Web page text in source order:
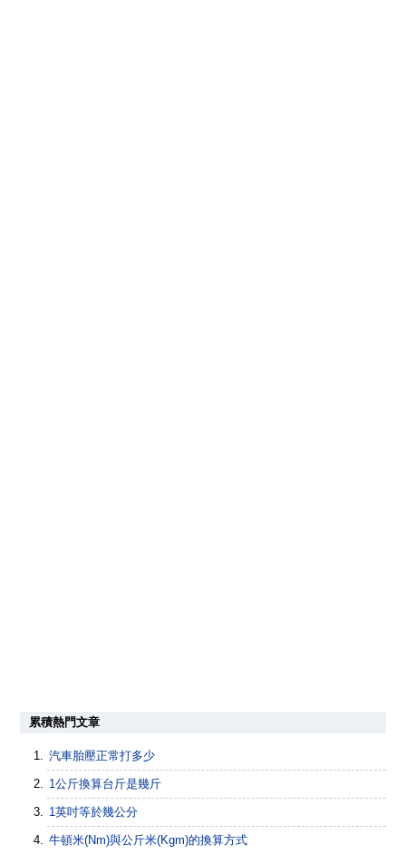
累積熱門文章
汽車胎壓正常打多少
1公斤換算台斤是幾斤
1英吋等於幾公分
牛頓米(Nm)與公斤米(Kgm)的換算方式